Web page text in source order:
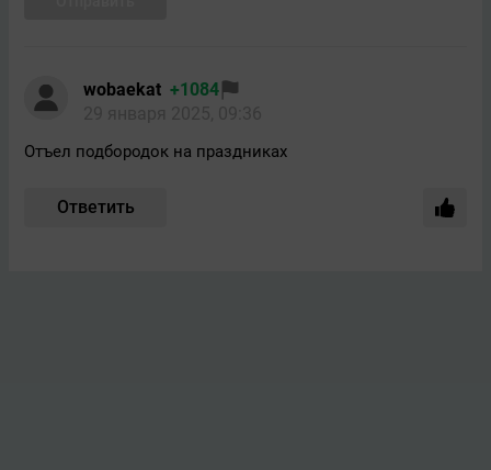
wobaekat +1084
Отъел подбородок на праздниках
Ответить